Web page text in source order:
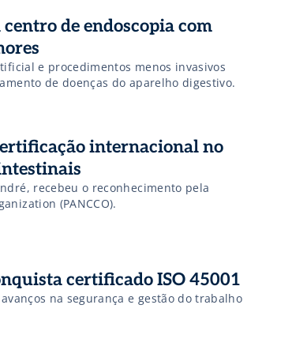
de endoscopia com
e procedimentos menos invasivos
de doenças do aparelho digestivo.
internacional no
recebeu o reconhecimento pela
(PANCCO).
certificado ISO 45001
na segurança e gestão do trabalho